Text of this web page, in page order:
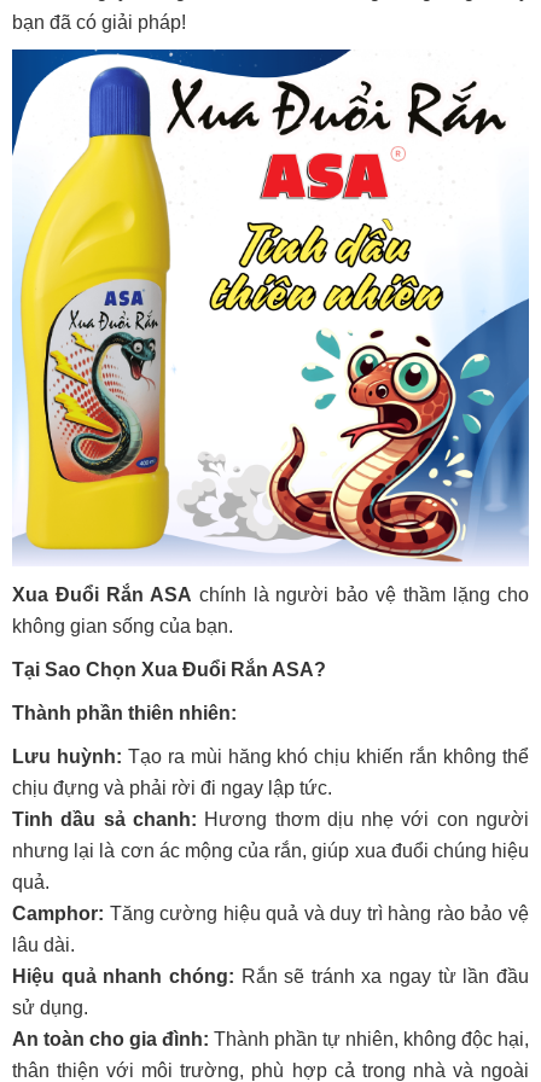
bạn đã có giải pháp!
Xua Đuổi Rắn ASA chính là người bảo vệ thầm lặng cho
không gian sống của bạn.
Tại Sao Chọn Xua Đuổi Rắn ASA?
Thành phần thiên nhiên:
Lưu huỳnh: Tạo ra mùi hăng khó chịu khiến rắn không thể
chịu đựng và phải rời đi ngay lập tức.
Tinh dầu sả chanh: Hương thơm dịu nhẹ với con người
nhưng lại là cơn ác mộng của rắn, giúp xua đuổi chúng hiệu
quả.
Camphor: Tăng cường hiệu quả và duy trì hàng rào bảo vệ
lâu dài.
Hiệu quả nhanh chóng: Rắn sẽ tránh xa ngay từ lần đầu
sử dụng.
An toàn cho gia đình: Thành phần tự nhiên, không độc hại,
thân thiện với môi trường, phù hợp cả trong nhà và ngoài